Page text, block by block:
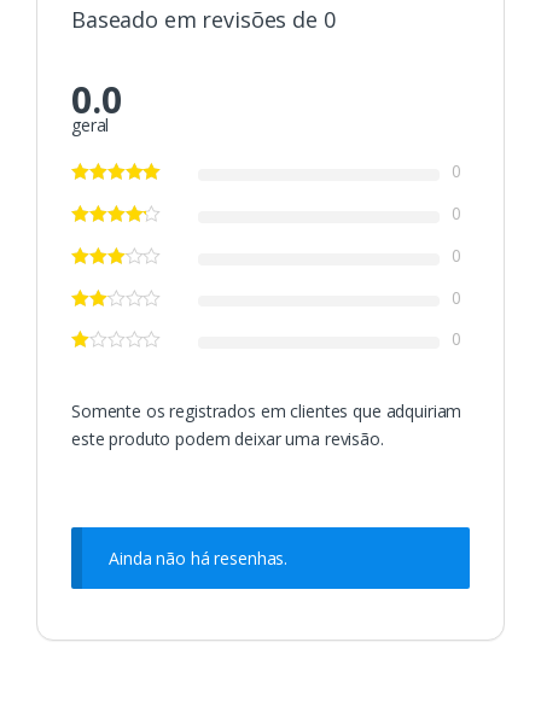
Baseado em revisões de 0
0.0
geral
0
0
0
0
0
Somente os registrados em clientes que adquiriam
este produto podem deixar uma revisão.
Ainda não há resenhas.